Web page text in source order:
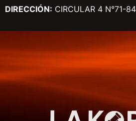
DIRECCIÓN: CIRCULAR 4 N°71-